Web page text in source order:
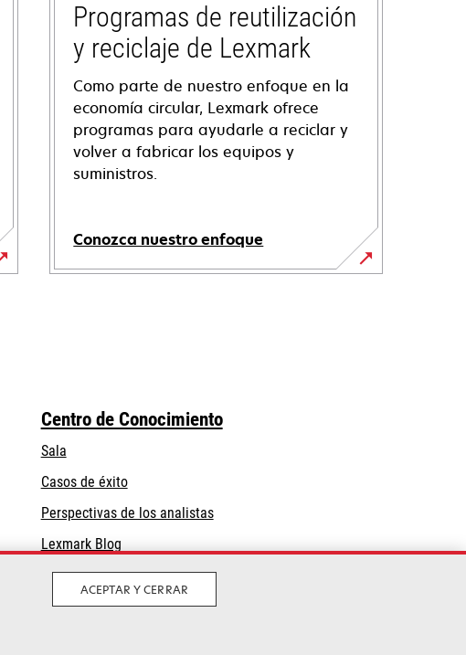
Programas de reutilización
y reciclaje de Lexmark
Como parte de nuestro enfoque en la
economía circular, Lexmark ofrece
programas para ayudarle a reciclar y
volver a fabricar los equipos y
suministros.
Conozca nuestro enfoque
Centro de Conocimiento
Sala
Casos de éxito
Perspectivas de los analistas
Lexmark Blog
ACEPTAR Y CERRAR